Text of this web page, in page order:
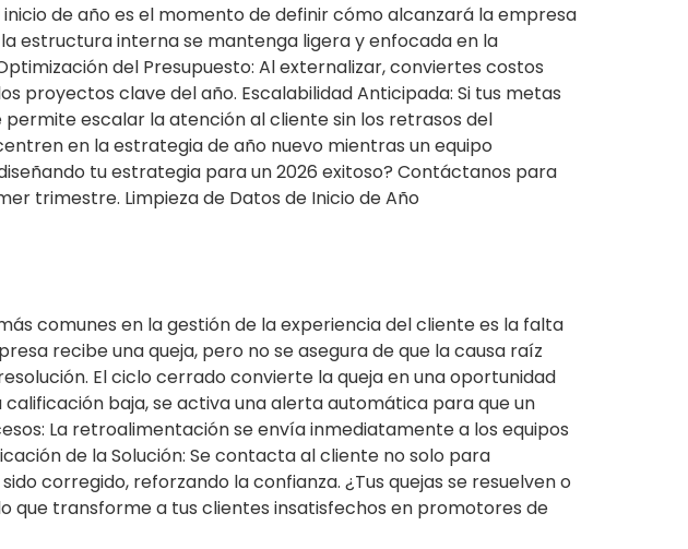
de año es el momento de definir cómo alcanzará la empresa
estructura interna se mantenga ligera y enfocada en la
del Presupuesto: Al externalizar, conviertes costos
proyectos clave del año. Escalabilidad Anticipada: Si tus metas
escalar la atención al cliente sin los retrasos del
en la estrategia de año nuevo mientras un equipo
tu estrategia para un 2026 exitoso? Contáctanos para
trimestre. Limpieza de Datos de Inicio de Año
comunes en la gestión de la experiencia del cliente es la falta
recibe una queja, pero no se asegura de que la causa raíz
El ciclo cerrado convierte la queja en una oportunidad
baja, se activa una alerta automática para que un
La retroalimentación se envía inmediatamente a los equipos
de la Solución: Se contacta al cliente no solo para
corregido, reforzando la confianza. ¿Tus quejas se resuelven o
que transforme a tus clientes insatisfechos en promotores de